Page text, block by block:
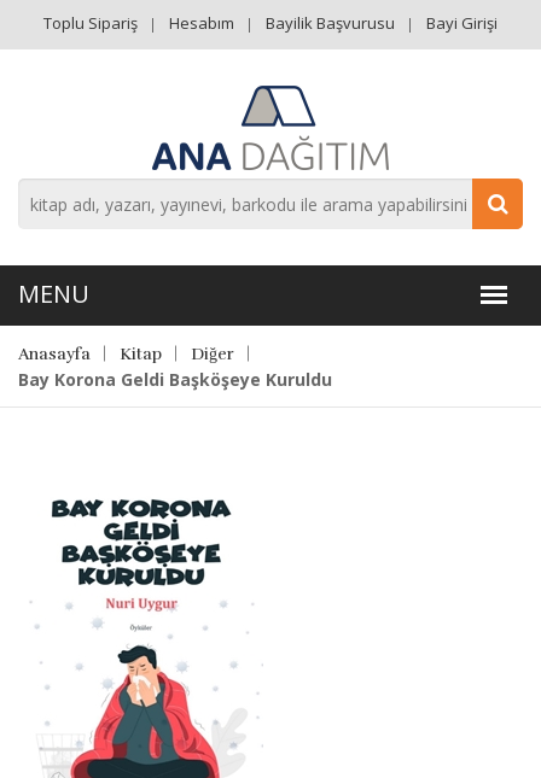
Toplu Sipariş Hesabım Bayilik Başvurusu Bayi Girişi
Anasayfa Kitap Diğer
Bay Korona Geldi Başköşeye Kuruldu